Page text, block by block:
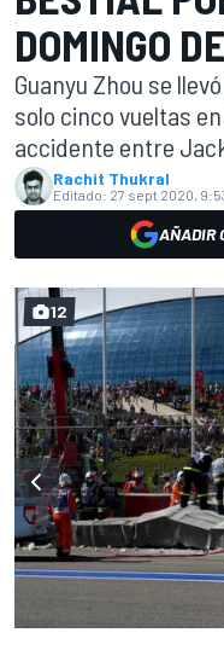
DOMINGO
Guanyu Zhou se
solo cinco vueltas
accidente entre
Rachit Thukral
Editado: 27 sept 2020,
AÑADIR
12